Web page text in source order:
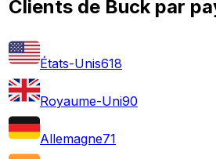
Clients de Buck par
États-Unis618
Royaume-Uni90
Allemagne71